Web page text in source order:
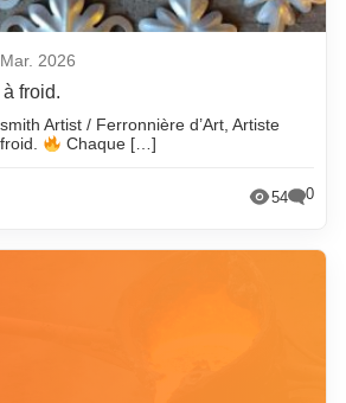
2026
froid.
Artist / Ferronnière d’Art, Artiste
Chaque […]
54 0